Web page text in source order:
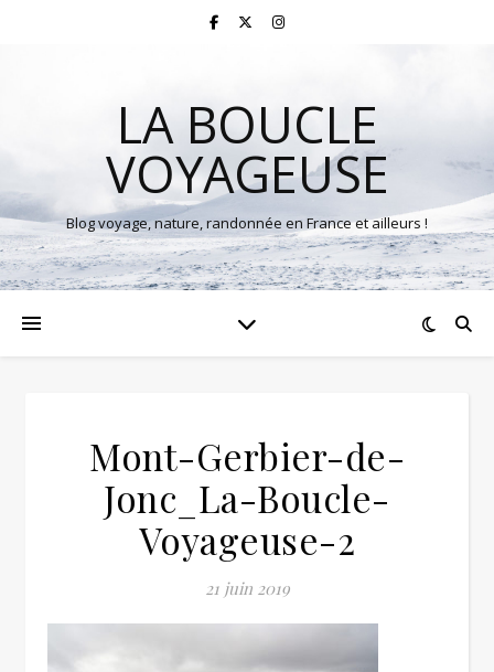
LA BOUCLE
VOYAGEUSE
Blog voyage, nature, randonnée en France et ailleurs !
Mont-Gerbier-de-
Jonc_La-Boucle-
Voyageuse-2
21 juin 2019